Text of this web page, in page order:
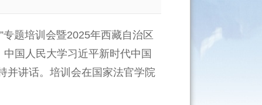
题培训会暨2025年西藏自治区
国人民大学习近平新时代中国
并讲话。培训会在国家法官学院